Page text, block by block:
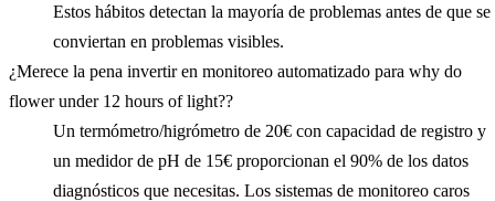
Estos hábitos detectan la mayoría de problemas antes de que se
conviertan en problemas visibles.
¿Merece la pena invertir en monitoreo automatizado para why do
flower under 12 hours of light??
Un termómetro/higrómetro de 20€ con capacidad de registro y
un medidor de pH de 15€ proporcionan el 90% de los datos
diagnósticos que necesitas. Los sistemas de monitoreo caros